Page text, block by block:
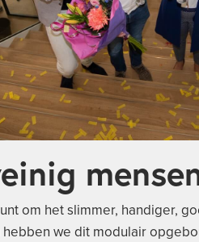
om het slimmer, handiger,
we dit modulair